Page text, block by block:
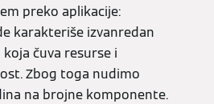
preko aplikacije:
karakteriše izvanredan
čuva resurse i
Zbog toga nudimo
na brojne komponente.